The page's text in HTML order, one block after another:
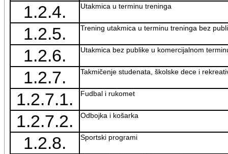
1.2.4.
Utakmica u terminu treninga
1.2.5. Trening utakmica u terminu treninga bez
1.2.6. Utakmica bez publike u komercijalnom
1.2.7. Takmičenje studenata, školske dece i
1.2.7.1. Fudbal i rukomet
1.2.7.2. Odbojka i košarka
1.2.8. Sportski programi